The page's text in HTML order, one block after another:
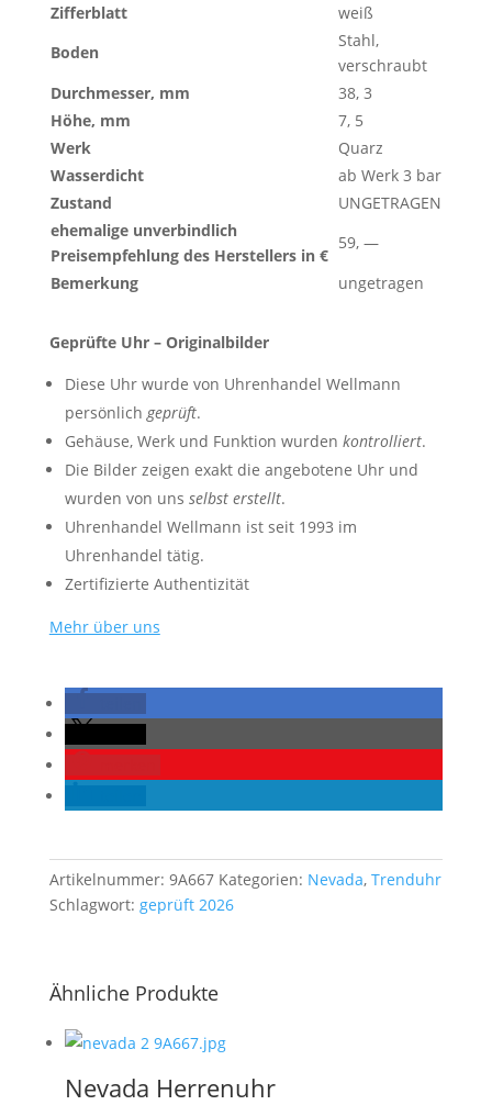
Zifferblatt
weiß
Boden
Stahl,
verschraubt
Durchmesser, mm
38, 3
Höhe, mm
7, 5
Werk
Quarz
Wasserdicht
ab Werk 3 bar
Zustand
UNGETRAGEN
ehemalige unverbindlich
Preisempfehlung des Herstellers in €
59, —
Bemerkung
ungetragen
Geprüfte Uhr – Originalbilder
Diese Uhr wurde von Uhrenhandel Wellmann
persönlichgeprüft.
Gehäuse, Werk und Funktion wurden kontrolliert.
Die Bilder zeigen exakt die angebotene Uhr und
wurden von uns selbst erstellt.
Uhrenhandel Wellmann ist seit 1993 im
Uhrenhandel tätig.
Zertifizierte Authentizität
Mehr über uns
Artikelnummer: 9A667 Kategorien: Nevada, Trenduhr
Schlagwort: geprüft 2026
Ähnliche Produkte
Nevada Herrenuhr